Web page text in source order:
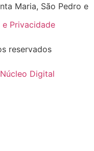
Maria, São Pedro e
Privacidade
reservados
Núcleo Digital